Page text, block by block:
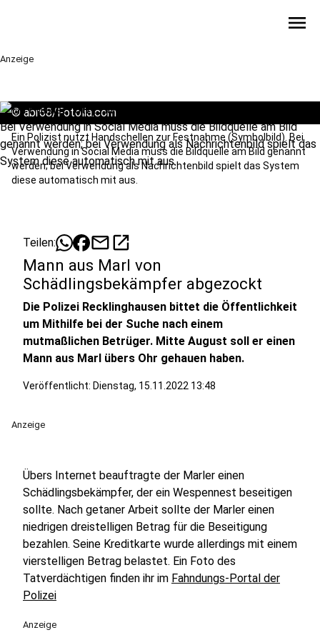
menu
Anzeige
© abr68/Fotolia.com
Ein Polizist nutzt Handschellen zur Festnahme (Symbolbild). Bei
Verwendung in Social Media muss die Bildquelle am Bild genannt
werden; bei Verwendung als Nachrichtenbild spielt das System
diese automatisch mit aus.
Teilen: mailopen_in_new
Mann aus Marl von
Schädlingsbekämpfer abgezockt
Die Polizei Recklinghausen bittet die Öffentlichkeit
um Mithilfe bei der Suche nach einem
mutmaßlichen Betrüger. Mitte August soll er einen
Mann aus Marl übers Ohr gehauen haben.
Veröffentlicht: Dienstag, 15.11.2022 13:48
Anzeige
Übers Internet beauftragte der Marler einen
Schädlingsbekämpfer, der ein Wespennest beseitigen
sollte. Nach getaner Arbeit sollte der Marler einen
niedrigen dreistelligen Betrag für die Beseitigung
bezahlen. Seine Kreditkarte wurde allerdings mit einem
vierstelligen Betrag belastet. Ein Foto des
Tatverdächtigen finden ihr im Fahndungs-Portal der
Polizei
Anzeige